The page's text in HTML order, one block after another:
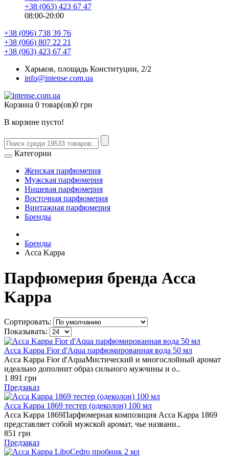
+38 (063) 423 67 47
08:00-20:00
+38 (096) 738 39 76
+38 (066) 807 22 21
+38 (063) 423 67 47
Харьков, площадь Конституции, 2/2
info@intense.com.ua
Корзина 0 товар(ов)0 грн
В корзине пусто!
Категории
Женская парфюмерия
Мужская парфюмерия
Нишевая парфюмерия
Восточная парфюмерия
Винтажная парфюмерия
Бренды
Бренды
Acca Kappa
Парфюмерия бренда Acca
Kappa
Сортировать:
Показывать:
Acca Kappa Fior d'Aqua парфюмированная вода 50 мл
Acca Kappa Fior d'AquaМистический и многослойный аромат
идеально дополнит образ сильного мужчины и о..
1 891 грн
Предзаказ
Acca Kappa 1869 тестер (одеколон) 100 мл
Acca Kappa 1869Парфюмерная композиция Acca Kappa 1869
представляет собой мужской аромат, чье названи..
851 грн
Предзаказ